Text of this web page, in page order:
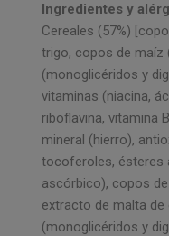
Ingredientes y
Cereales (57%)
trigo, copos de maíz
(monoglicéridos y
vitaminas (niacina,
riboflavina, vitamina
mineral (hierro),
tocoferoles, ésteres
ascórbico), copos
extracto de malta de
(monoglicéridos y